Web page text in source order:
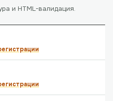
и HTML-валидация.